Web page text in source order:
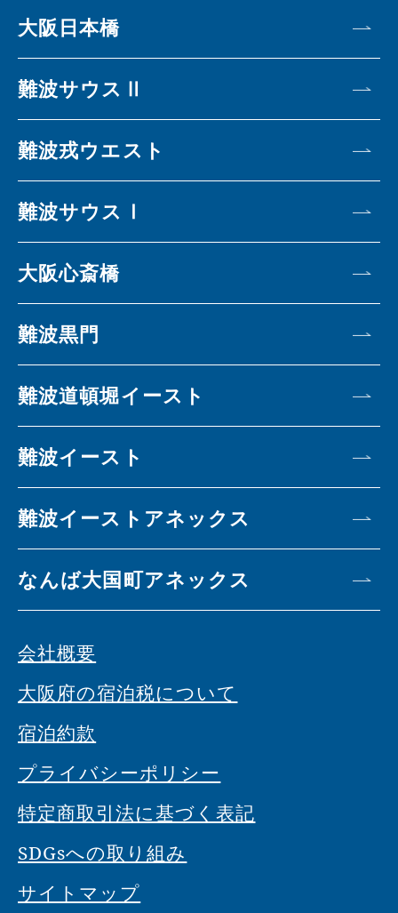
大阪日本橋
難波サウスⅡ
難波戎ウエスト
難波サウスⅠ
大阪心斎橋
難波黒門
難波道頓堀イースト
難波イースト
難波イーストアネックス
なんば大国町アネックス
会社概要
大阪府の宿泊税について
宿泊約款
プライバシーポリシー
特定商取引法に基づく表記
SDGsへの取り組み
サイトマップ